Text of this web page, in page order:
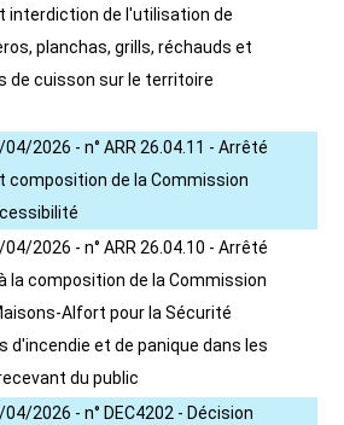
interdiction de l'utilisation de
planchas, grills, réchauds et
de cuisson sur le territoire
2026 - n° ARR 26.04.11 - Arrêté
composition de la Commission
2026 - n° ARR 26.04.10 - Arrêté
la composition de la Commission
Alfort pour la Sécurité
d'incendie et de panique dans les
du public
2026 - n° DEC4202 - Décision